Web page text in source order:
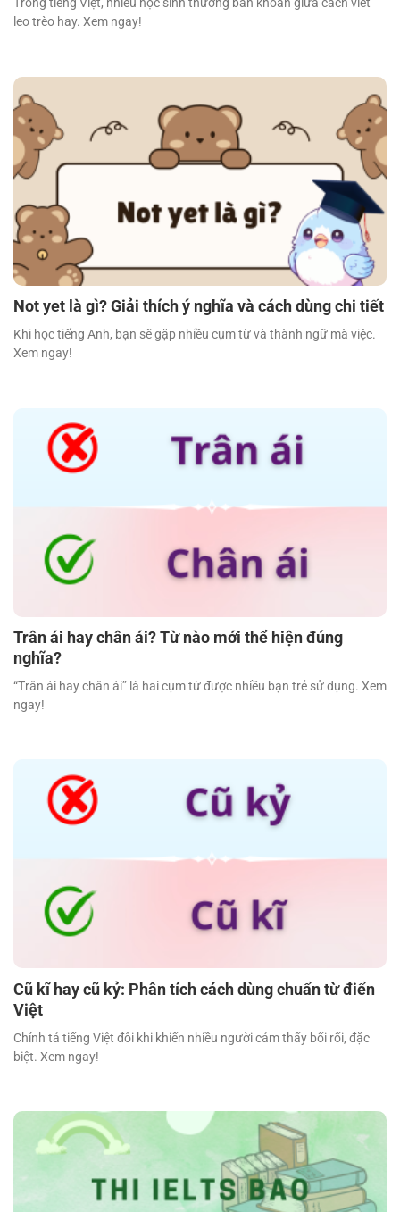
Trong tiếng Việt, nhiều học sinh thường băn khoăn giữa cách viết
leo trèo hay. Xem ngay!
Not yet là gì? Giải thích ý nghĩa và cách dùng chi tiết
Khi học tiếng Anh, bạn sẽ gặp nhiều cụm từ và thành ngữ mà việc.
Xem ngay!
Trân ái hay chân ái? Từ nào mới thể hiện đúng
nghĩa?
“Trân ái hay chân ái” là hai cụm từ được nhiều bạn trẻ sử dụng. Xem
ngay!
Cũ kĩ hay cũ kỷ: Phân tích cách dùng chuẩn từ điển
Việt
Chính tả tiếng Việt đôi khi khiến nhiều người cảm thấy bối rối, đặc
biệt. Xem ngay!